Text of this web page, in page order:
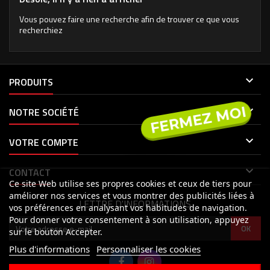
Vous pouvez faire une recherche afin de trouver ce que vous
recherchiez
PRODUITS 
NOTRE SOCIÉTÉ 
VOTRE COMPTE 
CONTACT 
Ce site Web utilise ses propres cookies et ceux de tiers pour
améliorer nos services et vous montrer des publicités liées à
vos préférences en analysant vos habitudes de navigation.
Pour donner votre consentement à son utilisation, appuyez
sur le bouton Accepter.
Plus d'informations Personnaliser les cookies
LETTRE D'INFORMATIONS
FERMEZ MOI